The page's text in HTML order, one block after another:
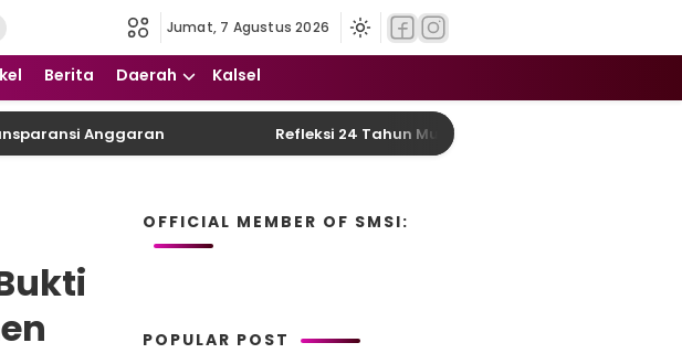
Jumat, 7 Agustus 2026
Berita Daerah Kalsel
Anggaran Refleksi 24 Tahun Murung Raya: DPRD Desak
OFFICIAL MEMBER OF SMSI:
POPULAR POST